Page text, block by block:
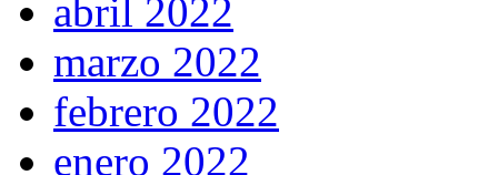
abril 2022
marzo 2022
febrero 2022
enero 2022